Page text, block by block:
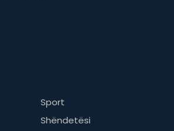
Sport
Shëndetësi